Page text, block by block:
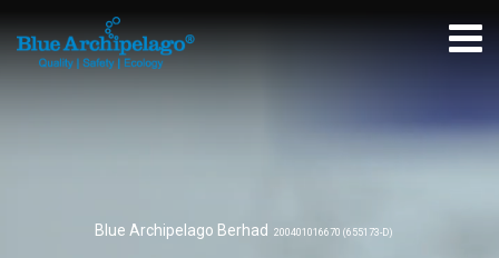
Blue Archipelago Berhad 200401016670 (655173-D)